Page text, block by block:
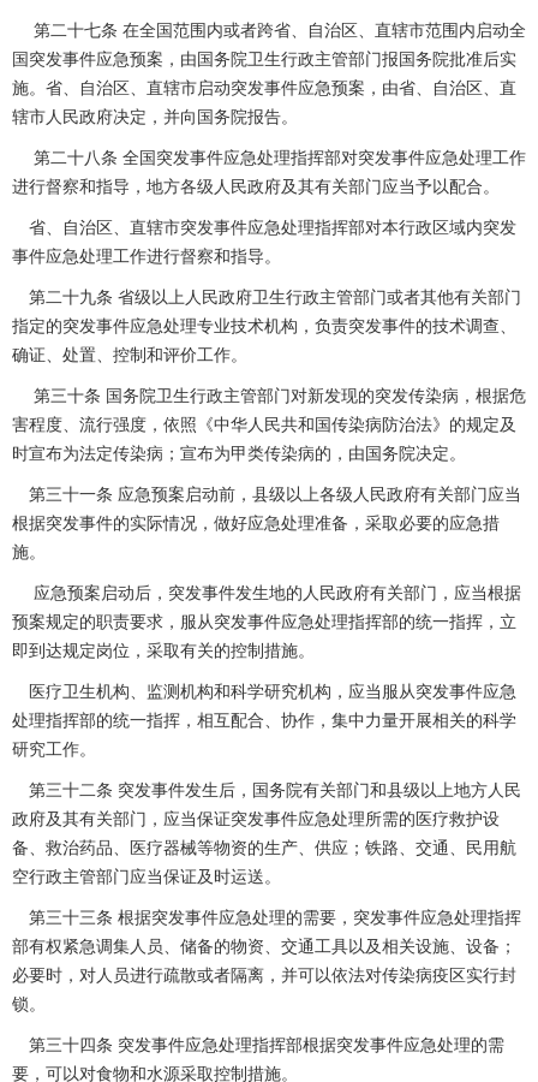
第二十七条 在全国范围内或者跨省、自治区、直辖市范围内启动全
国突发事件应急预案，由国务院卫生行政主管部门报国务院批准后实
施。省、自治区、直辖市启动突发事件应急预案，由省、自治区、直
辖市人民政府决定，并向国务院报告。
第二十八条 全国突发事件应急处理指挥部对突发事件应急处理工作
进行督察和指导，地方各级人民政府及其有关部门应当予以配合。
省、自治区、直辖市突发事件应急处理指挥部对本行政区域内突发
事件应急处理工作进行督察和指导。
第二十九条 省级以上人民政府卫生行政主管部门或者其他有关部门
指定的突发事件应急处理专业技术机构，负责突发事件的技术调查、
确证、处置、控制和评价工作。
第三十条 国务院卫生行政主管部门对新发现的突发传染病，根据危
害程度、流行强度，依照《中华人民共和国传染病防治法》的规定及
时宣布为法定传染病；宣布为甲类传染病的，由国务院决定。
第三十一条 应急预案启动前，县级以上各级人民政府有关部门应当
根据突发事件的实际情况，做好应急处理准备，采取必要的应急措
施。
应急预案启动后，突发事件发生地的人民政府有关部门，应当根据
预案规定的职责要求，服从突发事件应急处理指挥部的统一指挥，立
即到达规定岗位，采取有关的控制措施。
医疗卫生机构、监测机构和科学研究机构，应当服从突发事件应急
处理指挥部的统一指挥，相互配合、协作，集中力量开展相关的科学
研究工作。
第三十二条 突发事件发生后，国务院有关部门和县级以上地方人民
政府及其有关部门，应当保证突发事件应急处理所需的医疗救护设
备、救治药品、医疗器械等物资的生产、供应；铁路、交通、民用航
空行政主管部门应当保证及时运送。
第三十三条 根据突发事件应急处理的需要，突发事件应急处理指挥
部有权紧急调集人员、储备的物资、交通工具以及相关设施、设备；
必要时，对人员进行疏散或者隔离，并可以依法对传染病疫区实行封
锁。
第三十四条 突发事件应急处理指挥部根据突发事件应急处理的需
要，可以对食物和水源采取控制措施。